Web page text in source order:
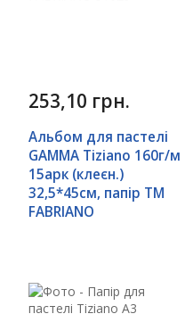
253,10 грн.
Альбом для пастелі
GAMMA Tiziano 160г/м
15арк (клеєн.)
32,5*45см, папір ТМ
FABRIANO